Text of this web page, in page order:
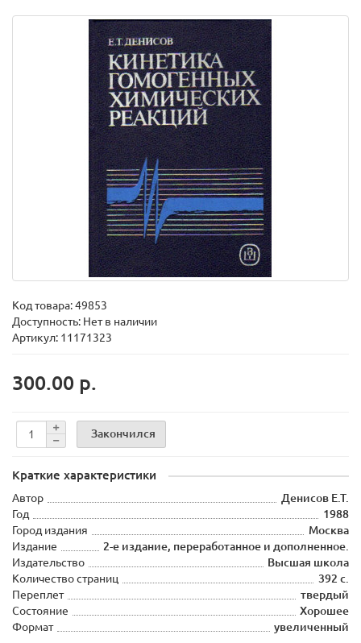
Код товара:49853
Доступность: Нет в наличии
Артикул: 11171323
300.00 р.
Закончился
Краткие характеристики
Автор
Денисов Е.Т.
Год
1988
Город издания
Москва
Издание
2-е издание, переработанное и дополненное.
Издательство
Высшая школа
Количество страниц
392 с.
Переплет
твердый
Состояние
Хорошее
Формат
увеличенный